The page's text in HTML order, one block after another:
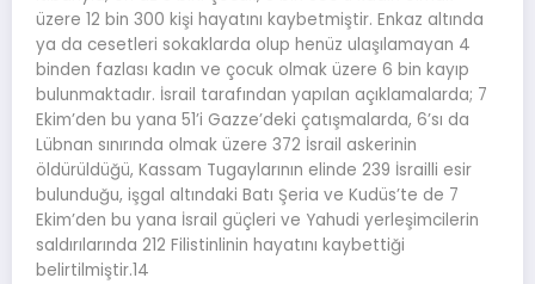
üzere 12 bin 300 kişi hayatını kaybetmiştir. Enkaz altında
ya da cesetleri sokaklarda olup henüz ulaşılamayan 4
binden fazlası kadın ve çocuk olmak üzere 6 bin kayıp
bulunmaktadır. İsrail tarafından yapılan açıklamalarda; 7
Ekim’den bu yana 51’i Gazze’deki çatışmalarda, 6’sı da
Lübnan sınırında olmak üzere 372 İsrail askerinin
öldürüldüğü, Kassam Tugaylarının elinde 239 İsrailli esir
bulunduğu, işgal altındaki Batı Şeria ve Kudüs’te de 7
Ekim’den bu yana İsrail güçleri ve Yahudi yerleşimcilerin
saldırılarında 212 Filistinlinin hayatını kaybettiği
belirtilmiştir.14